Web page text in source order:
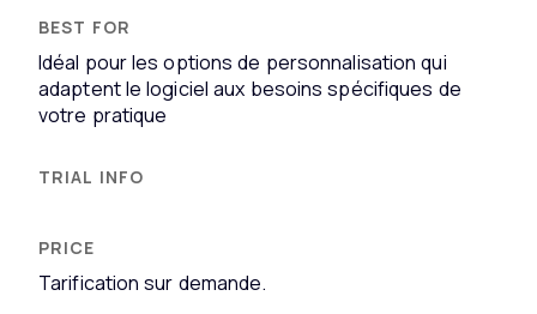
Idéal pour les options de personnalisation qui
adaptent le logiciel aux besoins spécifiques de
votre pratique
Tarification sur demande.